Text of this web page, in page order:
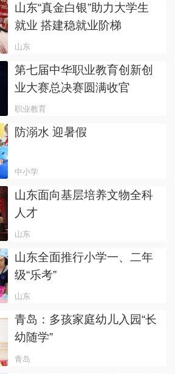
管理”双学位培养模式，满足
学生个性化发展需要
山东“真金白银”助力大学生
就业 搭建稳就业阶梯
山东
第七届中华职业教育创新创
业大赛总决赛圆满收官
职业教育
防溺水 迎暑假
中小学
山东面向基层培养文物全科
人才
山东
山东全面推行小学一、二年
级“乐考”
山东
青岛：多孩家庭幼儿入园“长
幼随学”
青岛